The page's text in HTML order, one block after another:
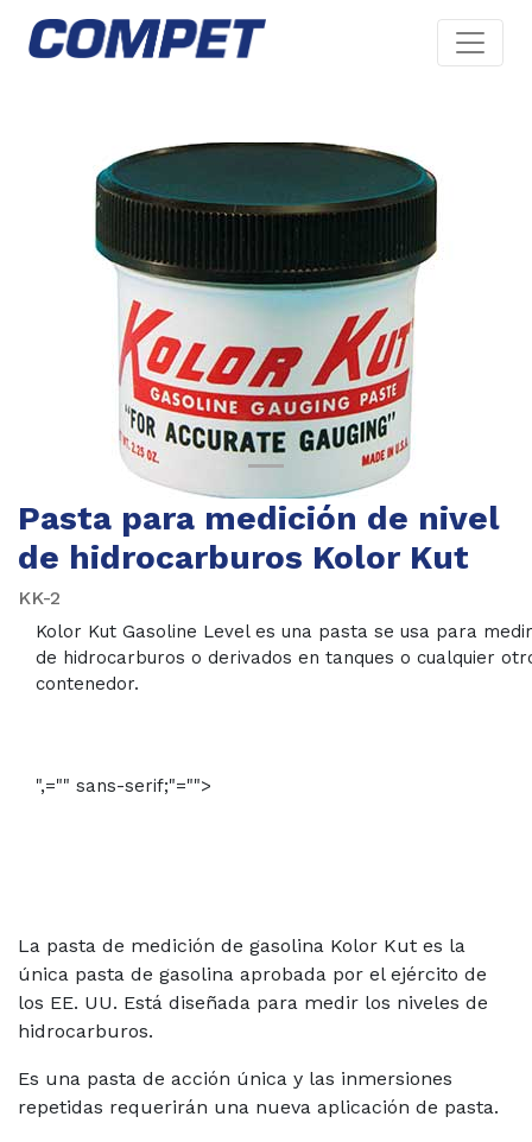
Previous
Pasta para medición de nivel
de hidrocarburos Kolor Kut
KK-2
Kolor Kut Gasoline Level es una pasta se usa para
de hidrocarburos o derivados en tanques o cualquier
contenedor.
",="" sans-serif;"="">
La pasta de medición de gasolina Kolor Kut es la
única pasta de gasolina aprobada por el ejército de
los EE. UU. Está diseñada para medir los niveles de
hidrocarburos.
Es una pasta de acción única y las inmersiones
repetidas requerirán una nueva aplicación de pasta.